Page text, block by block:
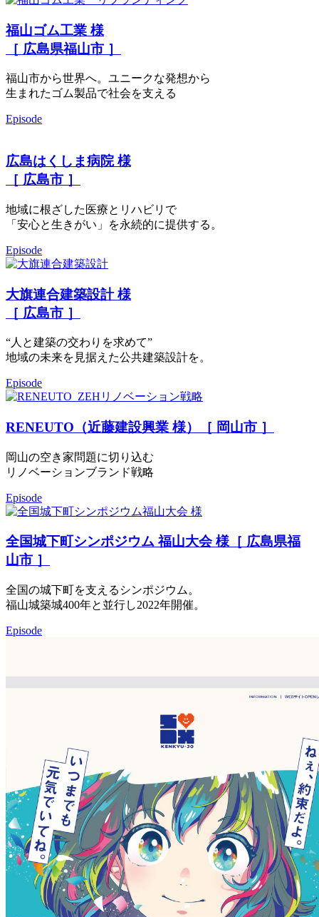
福山ゴム工業 様
［ 広島県福山市 ］
福山市から世界へ。ユニークな発想から
生まれたゴム製品で社会を支える
Episode
広島はくしま病院 様
［ 広島市 ］
地域に根ざした医療とリハビリで
「安心と生きがい」を永続的に提供する。
Episode
大旗連合建築設計 様
［ 広島市 ］
“人と建築の交わりを求めて”
地域の未来を見据えた公共建築設計を。
Episode
RENEUTO（近藤建設興業 様）［ 岡山市 ］
岡山の空き家問題に切り込む
リノベーションブランド戦略
Episode
全国城下町シンポジウム 福山大会 様［ 広島県福
山市 ］
全国の城下町を支えるシンポジウム。
福山城築城400年と並行し2022年開催。
Episode